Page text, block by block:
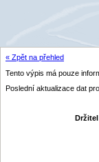
« Zpět na přehled
Tento výpis má pouze
Poslední aktualizace dat